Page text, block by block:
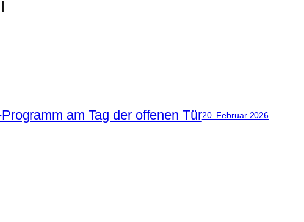
am Tag der offenen Tür20. Februar 2026